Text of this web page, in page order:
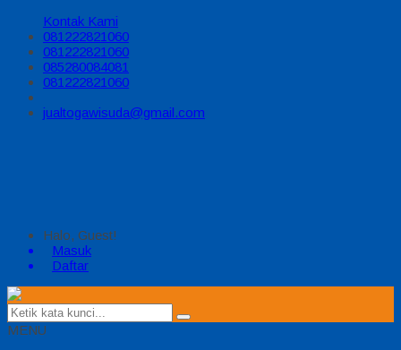
Kontak Kami
081222821060
081222821060
085280084081
081222821060
jualtogawisuda@gmail.com
Halo, Guest!
Masuk
Daftar
MENU